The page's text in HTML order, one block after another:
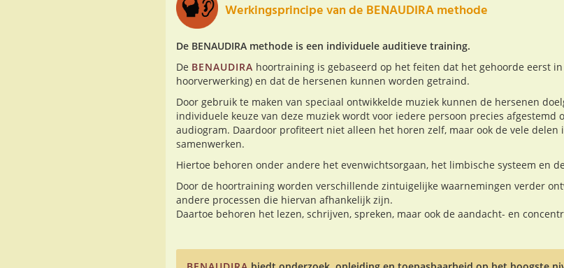
Werkingsprincipe van de BENAUDIRA methode
De BENAUDIRA methode is een individuele auditieve training.
De BENAUDIRA hoortraining is gebaseerd op het feiten dat het gehoorde eerst
hoorverwerking) en dat de hersenen kunnen worden getraind.
Door gebruik te maken van speciaal ontwikkelde muziek kunnen de hersenen
individuele keuze van deze muziek wordt voor iedere persoon precies afgestemd
audiogram. Daardoor profiteert niet alleen het horen zelf, maar ook de vele
samenwerken.
Hiertoe behoren onder andere het evenwichtsorgaan, het limbische systeem en
Door de hoortraining worden verschillende zintuigelijke waarnemingen verder
andere processen die hiervan afhankelijk zijn.
Daartoe behoren het lezen, schrijven, spreken, maar ook de aandacht- en